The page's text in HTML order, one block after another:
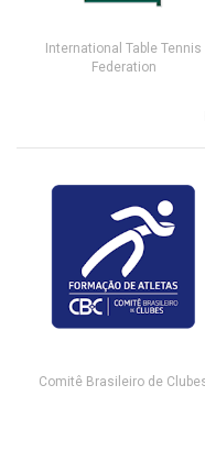
International Table Tennis
Federation
Comitê Brasileiro de